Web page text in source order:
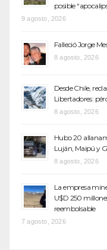
posible
9 agosto, 2026
Falleció Jorge
8 agosto, 2026
Desde Chile,
Libertadores:
8 agosto, 2026
Hubo 20
Luján, Maipú y
8 agosto, 2026
La empresa
U$D 250
reembolsable
7 agosto, 2026